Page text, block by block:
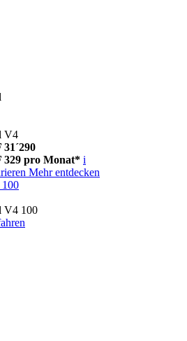
V4
329 pro Monat* i
Mehr entdecken
V4 100